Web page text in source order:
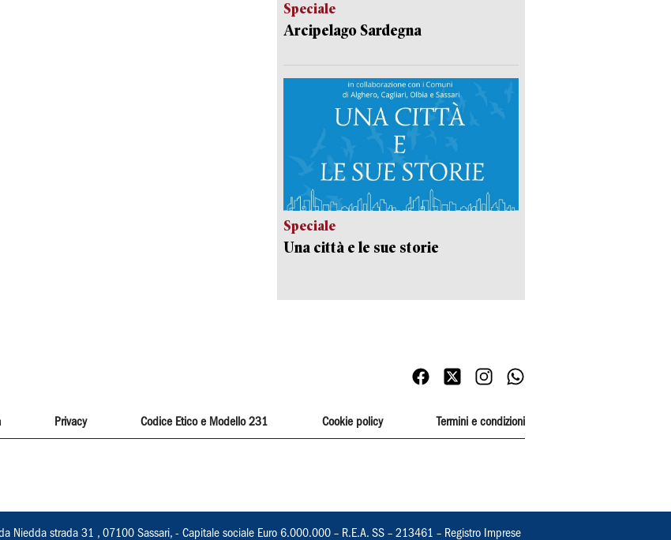
Speciale
Arcipelago Sardegna
Speciale
Una città e le sue storie
Privacy Codice Etico e Modello 231 Cookie policy Termini e condizioni
Niedda strada 31 , 07100 Sassari, - Capitale sociale Euro 6.000.000 – R.E.A. SS – 213461 – Registro Imprese